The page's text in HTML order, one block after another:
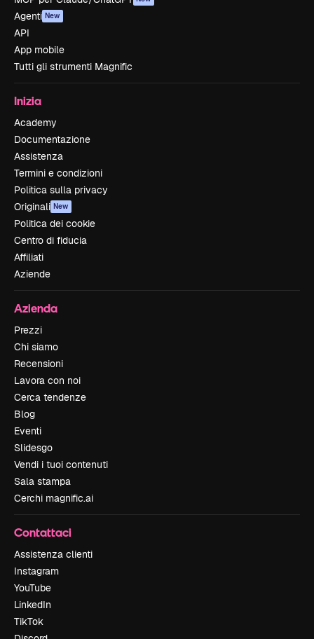
Agenti New
API
App mobile
Tutti gli strumenti Magnific
Inizia
Academy
Documentazione
Assistenza
Termini e condizioni
Politica sulla privacy
Originali New
Politica dei cookie
Centro di fiducia
Affiliati
Aziende
Azienda
Prezzi
Chi siamo
Recensioni
Lavora con noi
Cerca tendenze
Blog
Eventi
Slidesgo
Vendi i tuoi contenuti
Sala stampa
Cerchi magnific.ai
Contattaci
Assistenza clienti
Instagram
YouTube
LinkedIn
TikTok